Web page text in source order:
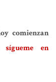
comienzan
sígueme en